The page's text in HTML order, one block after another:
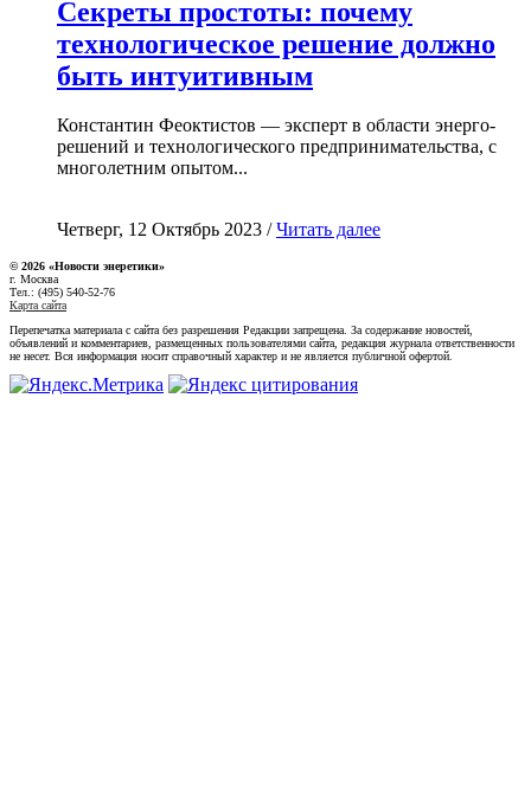
Секреты простоты: почему
технологическое решение должно
быть интуитивным
Константин Феоктистов — эксперт в области энерго-
решений и технологического предпринимательства, с
многолетним опытом...
Четверг, 12 Октябрь 2023 /Читать далее
© 2026 «Новости энеретики»
г. Москва
Тел.: (495) 540-52-76
Карта сайта
Перепечатка материала с сайта без разрешения Редакции запрещена. За содержание новостей,
объявлений и комментариев, размещенных пользователями сайта, редакция журнала ответственности
не несет. Вся информация носит справочный характер и не является публичной офертой.